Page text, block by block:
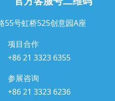
55号虹桥525创意园A座
项目合作
+86 21 3323 6355
参展咨询
+86 21 3323 6236